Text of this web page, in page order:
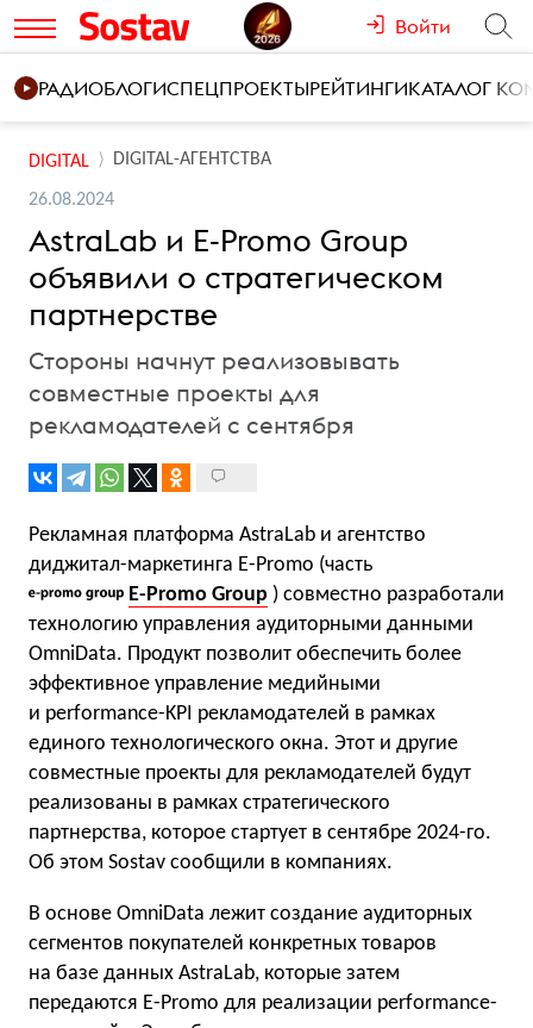
Войти
РАДИОБЛОГИСПЕЦПРОЕКТЫРЕЙТИНГИКАТАЛОГ
DIGITAL DIGITAL-АГЕНТСТВА
26.08.2024
AstraLab и E-Promo Group
объявили о стратегическом
партнерстве
Стороны начнут реализовывать
совместные проекты для
рекламодателей с сентября
Рекламная платформа AstraLab и агентство
диджитал-маркетинга E-Promo (часть
E-Promo Group ) совместно разработали
технологию управления аудиторными данными
OmniData. Продукт позволит обеспечить более
эффективное управление медийными
и performance-KPI рекламодателей в рамках
единого технологического окна. Этот и другие
совместные проекты для рекламодателей будут
реализованы в рамках стратегического
партнерства, которое стартует в сентябре 2024-го.
Об этом Sostav сообщили в компаниях.
В основе OmniData лежит создание аудиторных
сегментов покупателей конкретных товаров
на базе данных AstraLab, которые затем
передаются E-Promo для реализации performance-